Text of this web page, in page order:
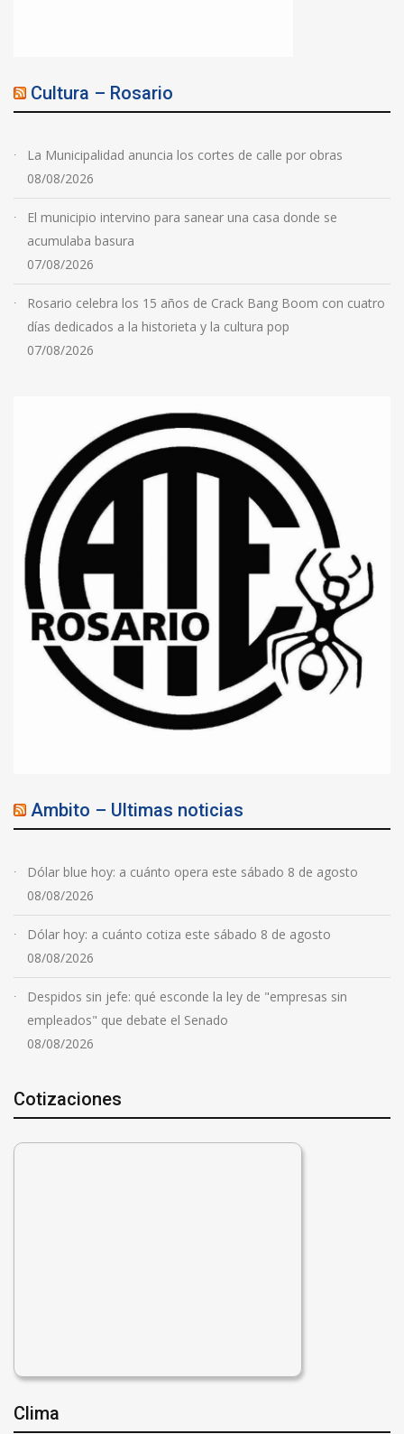
Cultura – Rosario
La Municipalidad anuncia los cortes de calle por obras
08/08/2026
El municipio intervino para sanear una casa donde se
acumulaba basura
07/08/2026
Rosario celebra los 15 años de Crack Bang Boom con cuatro
días dedicados a la historieta y la cultura pop
07/08/2026
Ambito – Ultimas noticias
Dólar blue hoy: a cuánto opera este sábado 8 de agosto
08/08/2026
Dólar hoy: a cuánto cotiza este sábado 8 de agosto
08/08/2026
Despidos sin jefe: qué esconde la ley de "empresas sin
empleados" que debate el Senado
08/08/2026
Cotizaciones
Clima